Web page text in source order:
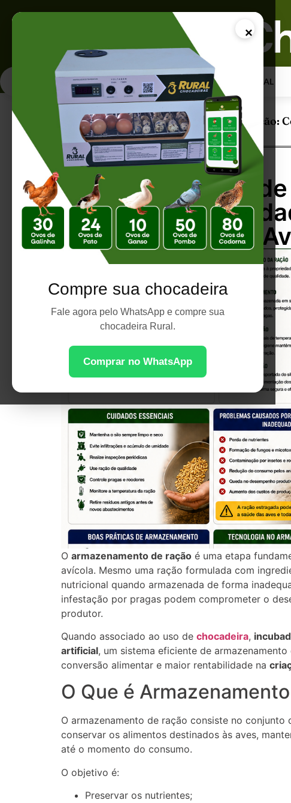
×
Compre sua chocadeira
Fale agora pelo WhatsApp e compre sua
chocadeira Rural.
Comprar no WhatsApp
PÁGINA INICIAL
Página Inicial |Armazenamento de Ração:
Armazenamento
Preservar a
Produtividade na
O armazenamento de ração é uma etapa
avícola. Mesmo uma ração formulada com
nutricional quando armazenada de forma
infestação por pragas podem comprometer o
produtor.
Quando associado ao uso de chocadeira,
artificial, um sistema eficiente de
conversão alimentar e maior rentabilidade na
O Que é
O armazenamento de ração consiste no
conservar os alimentos destinados às aves,
até o momento do consumo.
O objetivo é:
Preservar os nutrientes;